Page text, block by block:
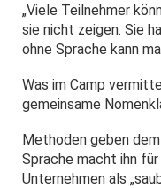
„Viele Teilnehmer
sie nicht zeigen. Sie
ohne Sprache kann
Was im Camp
gemeinsame
Methoden geben
Sprache macht ihn
Unternehmen als